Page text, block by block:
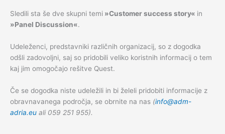
Sledili sta še dve skupni temi »Customer success story« in
»Panel Discussion«.
Udeleženci, predstavniki različnih organizacij, so z dogodka
odšli zadovoljni, saj so pridobili veliko koristnih informacij o tem
kaj jim omogočajo rešitve Quest.
Če se dogodka niste udeležili in bi želeli pridobiti informacije z
obravnavanega področja, se obrnite na nas (info@adm-
adria.eu ali 059 251 955).